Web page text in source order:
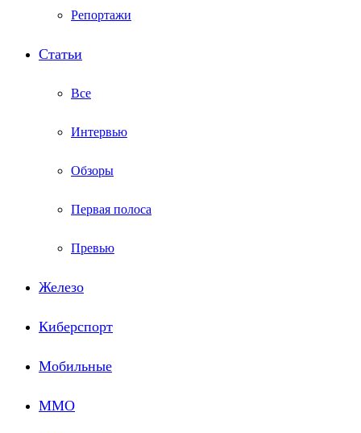
Репортажи
Статьи
Все
Интервью
Обзоры
Первая полоса
Превью
Железо
Киберспорт
Мобильные
ММО